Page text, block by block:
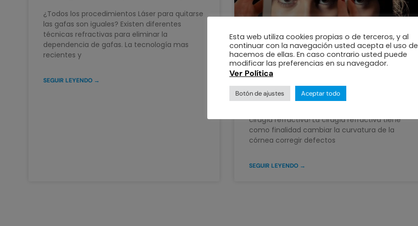
¿Todos los procedimientos Láser para quitarse
las gafas son iguales? Existen diferentes
técnicas refractivas para eliminar la
dependencia de gafas. La tecnología mas
recientes y
SEGUIR LEYENDO →
Cirugía Refractiva: todo lo
que debes saber
cirugía refractiva! La cirugía refractiva tiene
como finalidad cambiar la curvatura de la
córnea corregir defectos
SEGUIR LEYENDO →
Esta web utiliza cookies propias o de terceros, y al
continuar con la navegación usted acepta el uso de
hacemos de ellas. En caso contrario usted puede
modificar las preferencias en su navegador.
Ver Política
Botón de ajustes Aceptar todo